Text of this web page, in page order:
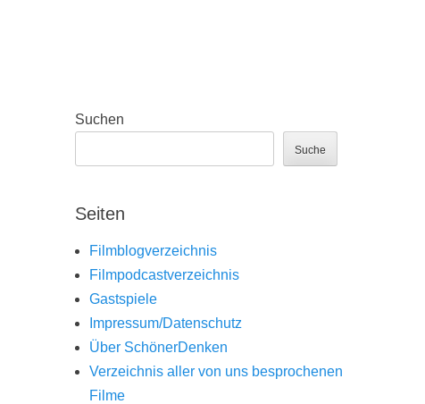
Suchen
Suche
Seiten
Filmblogverzeichnis
Filmpodcastverzeichnis
Gastspiele
Impressum/Datenschutz
Über SchönerDenken
Verzeichnis aller von uns besprochenen
Filme